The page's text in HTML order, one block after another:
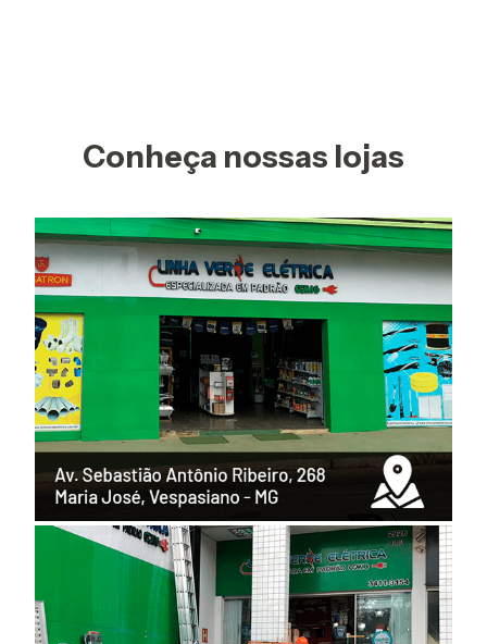
Conheça nossas lojas